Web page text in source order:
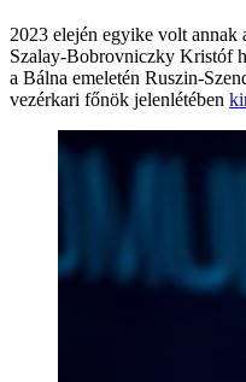
2023 elején egyike volt
Szalay-Bobrovniczky Kristóf
a Bálna emeletén Ruszin-
vezérkari főnök jelenlétében